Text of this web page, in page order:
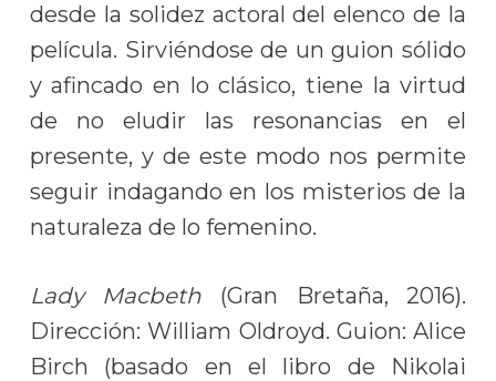
desde la solidez actoral del elenco de la
película. Sirviéndose de un guion sólido
y afincado en lo clásico, tiene la virtud
de no eludir las resonancias en el
presente, y de este modo nos permite
seguir indagando en los misterios de la
naturaleza de lo femenino.
Lady Macbeth (Gran Bretaña, 2016).
Dirección: William Oldroyd. Guion: Alice
Birch (basado en el libro de Nikolai